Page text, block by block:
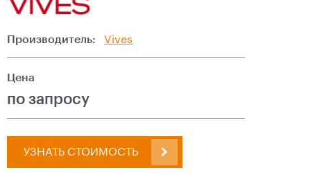
Производитель: Vives
Цена
по запросу
УЗНАТЬ СТОИМОСТЬ